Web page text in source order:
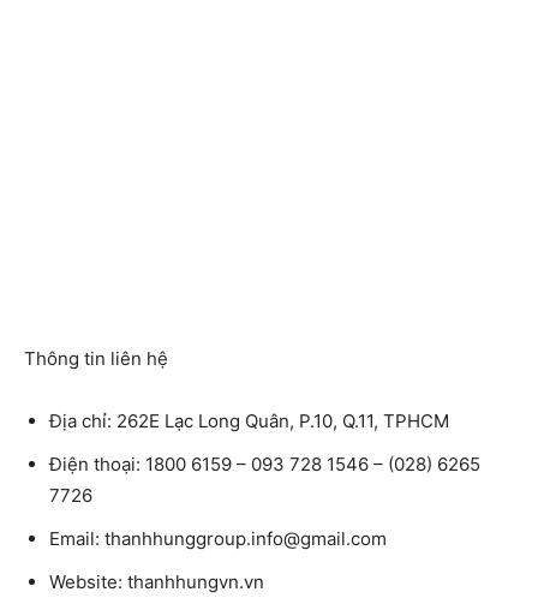
Thông tin liên hệ
Địa chỉ: 262E Lạc Long Quân, P.10, Q.11, TPHCM
Điện thoại: 1800 6159 – 093 728 1546 – (028) 6265
7726
Email: thanhhunggroup.info@gmail.com
Website: thanhhungvn.vn